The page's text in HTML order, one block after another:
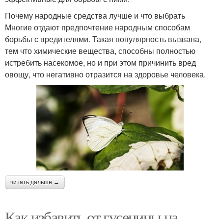
Почему народные средства лучше и что выбрать
Многие отдают предпочтение народным способам
борьбы с вредителями. Такая популярность вызвана,
тем что химические вещества, способны полностью
истребить насекомое, но и при этом причинить вред
овощу, что негативно отразится на здоровье человека.
читать дальше →